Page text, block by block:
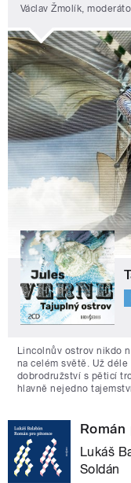
Václav Žmolík,
Lincolnův ostrov nikdo
na celém světě. Už
dobrodružství s pěticí
hlavně nejedno
Lukáš
Soldán